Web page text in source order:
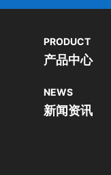
PRODUCT
产品中心
NEWS
新闻资讯